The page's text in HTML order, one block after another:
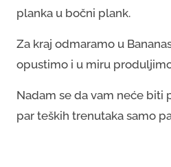
planka u bočni plank.
Za kraj odmaramo u
opustimo i u miru
Nadam se da vam neće biti
par teških trenutaka samo